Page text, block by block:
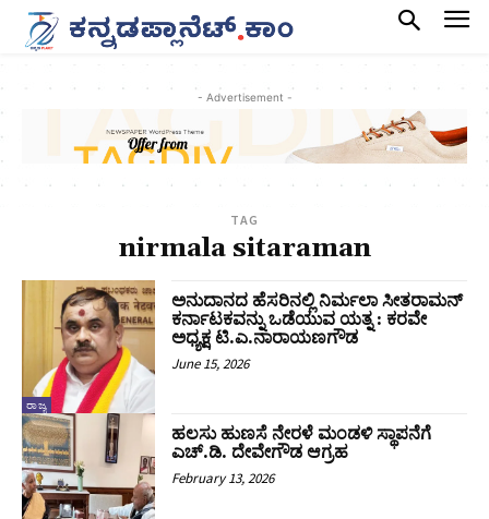
- Advertisement -
TAG
nirmala sitaraman
ರಾಜ್ಯ
ಅನುದಾನದ ಹೆಸರಿನಲ್ಲಿ ನಿರ್ಮಲಾ ಸೀತರಾಮನ್‌
ಕರ್ನಾಟಕವನ್ನು ಒಡೆಯುವ ಯತ್ನ : ಕರವೇ
ಅಧ್ಯಕ್ಷ ಟಿ.ಎ.ನಾರಾಯಣಗೌಡ
June 15, 2026
ಹಲಸು ಹುಣಸೆ ನೇರಳೆ ಮಂಡಳಿ ಸ್ಥಾಪನೆಗೆ
ಎಚ್‌.ಡಿ. ದೇವೇಗೌಡ ಆಗ್ರಹ
February 13, 2026